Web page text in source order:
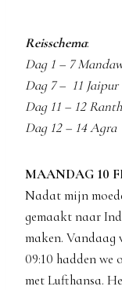
Reisschema:
Dag 1 – 7
Dag 7 – 11 Jaipur
Dag 11 – 12
Dag 12 – 14 Agra
MAANDAG 10
Nadat mijn
gemaakt naar
maken.
09:10 hadden we
met Lufthansa.